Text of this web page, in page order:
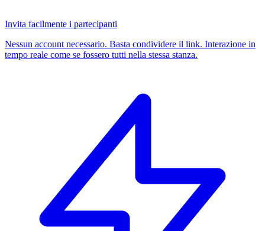
Invita facilmente i partecipanti
Nessun account necessario. Basta condividere il link. Interazione in
tempo reale come se fossero tutti nella stessa stanza.